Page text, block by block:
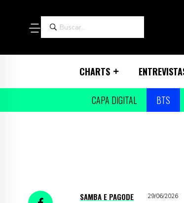
CHARTS
CAPA DIGITAL BTS
SAMBA E PAGODE 29/06/2026